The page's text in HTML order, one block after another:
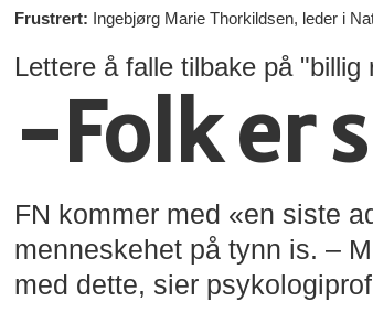
Frustrert: Ingebjørg Marie Thorkildsen, leder i
Lettere å falle tilbake på
-Folk er
FN kommer med «en siste
menneskehet på tynn is. –
med dette, sier